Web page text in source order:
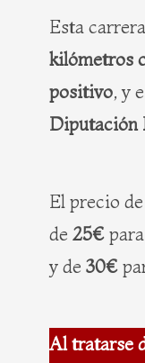
Esta
kilómetros
positivo, y
Diputación
El precio
de 25€
y de 30€
Al tratarse